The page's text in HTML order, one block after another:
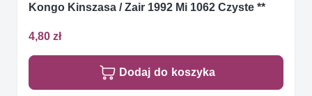
Kongo Kinszasa / Zair 1992 Mi 1062 Czyste **
4,80 zł
Dodaj do koszyka